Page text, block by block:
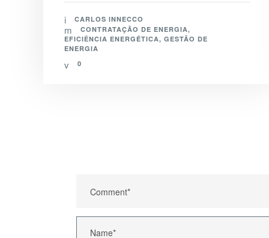
CARLOS INNECCO
CONTRATAÇÃO DE ENERGIA,
EFICIÊNCIA ENERGÉTICA, GESTÃO DE
ENERGIA
0